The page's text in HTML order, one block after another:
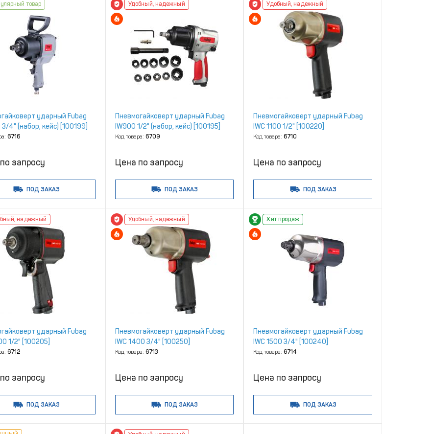
товар
ударный Fubag
3/4" (набор, кейс) [100199]
6716
запросу
ПОД ЗАКАЗ
Удобный, надежный
Пневмогайковерт ударный Fubag
IW900 1/2" (набор, кейс) [100195]
Код товара: 6709
Цена по запросу
ПОД ЗАКАЗ
Удобный, надежный
Пневмогайковерт ударный Fubag
IWC 1100 1/2" [100220]
Код товара:6710
Цена по запросу
ПОД ЗАКАЗ
надежный
ударный Fubag
1/2" [100205]
6712
запросу
ПОД ЗАКАЗ
Удобный, надежный
Пневмогайковерт ударный Fubag
IWC 1400 3/4" [100250]
Код товара: 6713
Цена по запросу
ПОД ЗАКАЗ
Хит продаж
Пневмогайковерт ударный Fubag
IWC 1500 3/4" [100240]
Код товара:6714
Цена по запросу
ПОД ЗАКАЗ